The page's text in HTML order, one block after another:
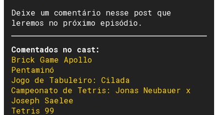
Deixe um comentário nesse post que
leremos no próximo episódio.
Comentados no cast:
Brick Game Apollo
Pentaminó
Jogo de Tabuleiro: Cilada
Campeonato de Tetris: Jonas Neubauer x
Joseph Saelee
Tetris 99